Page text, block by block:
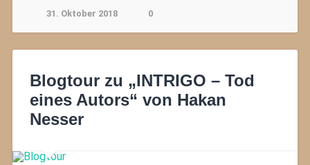
31. Oktober 2018 0
Blogtour zu „INTRIGO – Tod
eines Autors“ von Hakan
Nesser